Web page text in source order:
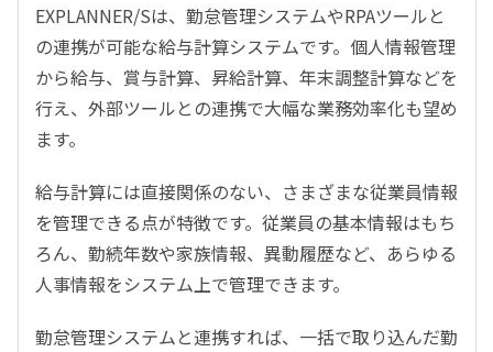
EXPLANNER/Sは、勤怠管理システムやRPAツールと
の連携が可能な給与計算システムです。個人情報管理
から給与、賞与計算、昇給計算、年末調整計算などを
行え、外部ツールとの連携で大幅な業務効率化も望め
ます。
給与計算には直接関係のない、さまざまな従業員情報
を管理できる点が特徴です。従業員の基本情報はもち
ろん、勤続年数や家族情報、異動履歴など、あらゆる
人事情報をシステム上で管理できます。
勤怠管理システムと連携すれば、一括で取り込んだ勤